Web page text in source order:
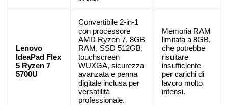
Lenovo
IdeaPad Flex
5 Ryzen 7
5700U
Convertibile 2-in-1
con processore
AMD Ryzen 7, 8GB
RAM, SSD 512GB,
touchscreen
WUXGA, sicurezza
avanzata e penna
digitale inclusa per
versatilità
professionale.
Memoria RAM
limitata a 8GB,
che potrebbe
risultare
insufficiente
per carichi di
lavoro molto
intensi.